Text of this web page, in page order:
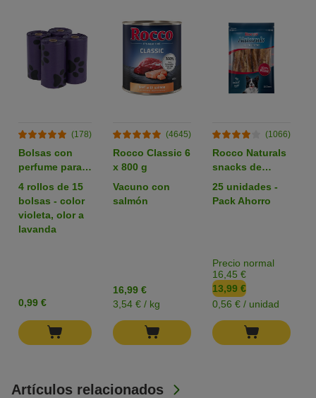
Artículos relacionados
(178)
Bolsas con
perfume para
heces
4 rollos de 15
bolsas - color
violeta, olor a
lavanda
0,99 €
(4645)
Rocco Classic 6
x 800 g
Vacuno con
salmón
16,99 €
3,54 € / kg
(1066)
Rocco Naturals
snacks de
nervio de buey
para perros
25 unidades -
Pack Ahorro
Precio normal
16,45 €
13,99 €
0,56 € / unidad